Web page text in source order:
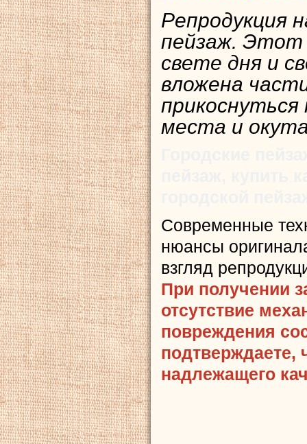
Репродукция
пейзаж. Этот
свете дня и
вложена
места и
Современные
нюансы
взгляд
При получении
отсутствие
повреждения
подтверждаете,
надлежащего